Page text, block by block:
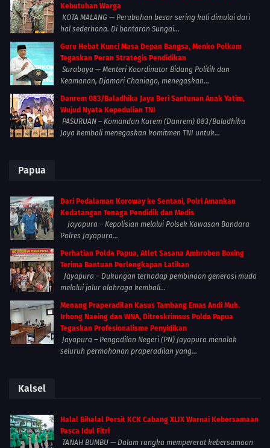
Kebutuhan Warga
KOTA MALANG — Perubahan besar sering kali dimulai dari
hal sederhana. Di bantaran Sungai...
Guru Hebat Kunci Masa Depan Bangsa, Menko Polkam
Tegaskan Peran Strategis Pendidikan
Surabaya — Menteri Koordinator Bidang Politik dan
Keamanan, Djamari Chaniago, menegaskan...
Danrem 083/Baladhika Jaya Beri Santunan Anak Yatim,
Wujud Nyata Kepedulian TNI
PASURUAN – Komandan Korem (Danrem) 083/Baladhika
Jaya kembali menegaskan komitmen TNI untuk...
Papua
Dari Pedalaman Koroway ke Sentani, Polri Amankan
Kedatangan Tenaga Pendidik dan Medis
Jayapura – Kepolisian melalui Polsek Kawasan Bandara
Polres Jayapura...
Perhatian Polda Papua, Atlet Sasana Ambroben Boxing
Terima Bantuan Perlengkapan Latihan
Jayapura – Dukungan terhadap pembinaan generasi muda
melalui jalur olahraga kembali...
Menang Praperadilan Kasus Tambang Emas Andi Muh.
Irhong Naeing dan WNA, Ditreskrimsus Polda Papua
Tegaskan Profesionalisme Penyidikan
Jayapura – Pengadilan Negeri (PN) Jayapura menolak
seluruh permohonan praperadilan yang...
Kalsel
Halal Bihalal Persit KCK Cabang XLIX Warnai Kebersamaan
Pasca Idul Fitri
TANAH BUMBU — Dalam rangka mempererat kebersamaan